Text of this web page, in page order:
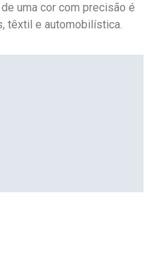
uma cor com precisão é
têxtil e automobilística.